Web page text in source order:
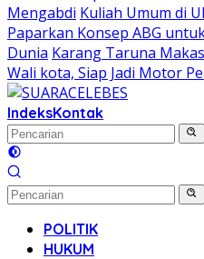
Mengabdi Kuliah Umum di
Paparkan Konsep ABG
Dunia Karang Taruna
Wali kota, Siap Jadi Motor
IndeksKontak
POLITIK
HUKUM